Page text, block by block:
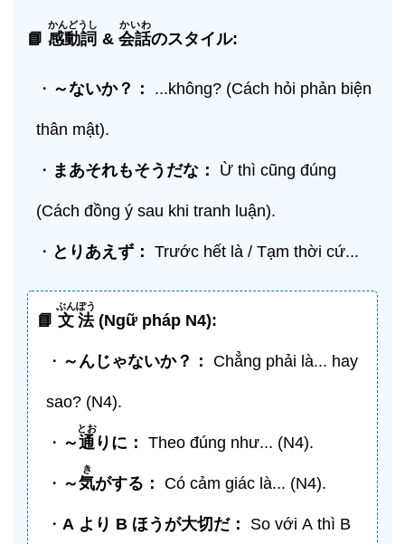
📘 感動詞
かんどうし
& 会話
かいわ
のスタイル:
・ ～ないか？： ...không? (Cách hỏi phản biện
thân mật).
・ まあそれもそうだな： Ừ thì cũng đúng
(Cách đồng ý sau khi tranh luận).
・ とりあえず： Trước hết là / Tạm thời cứ...
📘 文法
ぶんぽう
(Ngữ pháp N4):
・ ～んじゃないか？： Chẳng phải là... hay
sao? (N4).
・ ～通
とお
りに： Theo đúng như... (N4).
・ ～気
き
がする： Có cảm giác là... (N4).
・ A より B ほうが大切だ： So với A thì B